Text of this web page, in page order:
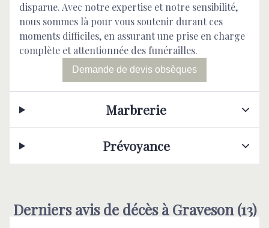
disparue. Avec notre expertise et notre sensibilité,
nous sommes là pour vous soutenir durant ces
moments difficiles, en assurant une prise en charge
complète et attentionnée des funérailles.
Demande de devis obsèques
Marbrerie
Prévoyance
Derniers avis de décès à Graveson (13)